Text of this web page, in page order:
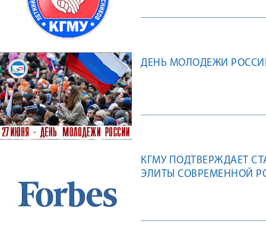
ДЕНЬ МОЛОДЕЖИ
КГМУ ПОДТВЕРЖДАЕТ
ЭЛИТЫ СОВРЕМЕННОЙ